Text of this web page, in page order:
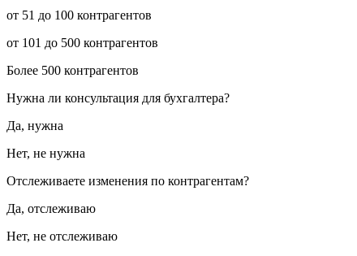
от 51 до 100 контрагентов
от 101 до 500 контрагентов
Более 500 контрагентов
Нужна ли консультация для бухгалтера?
Да, нужна
Нет, не нужна
Отслеживаете изменения по контрагентам?
Да, отслеживаю
Нет, не отслеживаю